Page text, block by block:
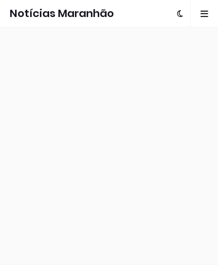
Notícias Maranhão